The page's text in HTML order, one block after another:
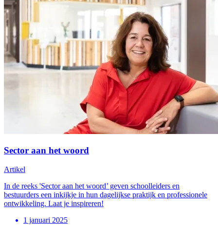
Sector aan het woord
Artikel
In de reeks 'Sector aan het woord’ geven schoolleiders en
bestuurders een inkijkje in hun dagelijkse praktijk en professionele
ontwikkeling. Laat je inspireren!
1 januari 2025